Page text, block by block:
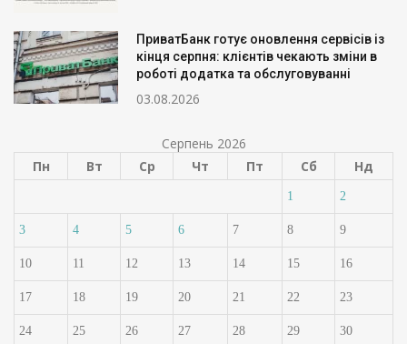
ПриватБанк готує оновлення сервісів із
кінця серпня: клієнтів чекають зміни в
роботі додатка та обслуговуванні
03.08.2026
Серпень 2026
Пн
Вт Ср Чт Пт Сб Нд
1 2
3 4 5 6 7 8 9
10 11 12 13 14 15 16
17 18 19 20 21 22 23
24 25 26 27 28 29 30